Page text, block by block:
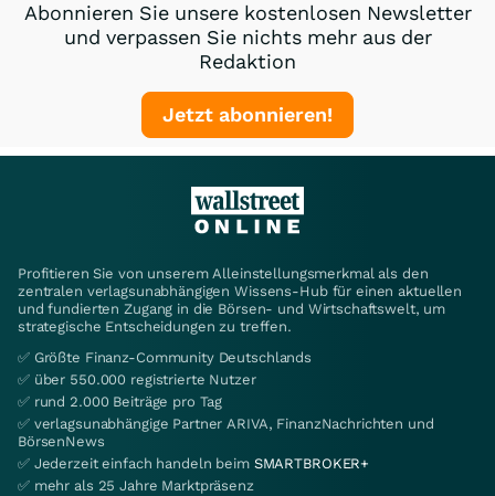
Abonnieren Sie unsere kostenlosen Newsletter
und verpassen Sie nichts mehr aus der
Redaktion
Jetzt abonnieren!
Profitieren Sie von unserem Alleinstellungsmerkmal als den
zentralen verlagsunabhängigen Wissens-Hub für einen aktuellen
und fundierten Zugang in die Börsen- und Wirtschaftswelt, um
strategische Entscheidungen zu treffen.
✅ Größte Finanz-Community Deutschlands
✅ über 550.000 registrierte Nutzer
✅ rund 2.000 Beiträge pro Tag
✅ verlagsunabhängige Partner ARIVA, FinanzNachrichten und
BörsenNews
✅ Jederzeit einfach handeln beim SMARTBROKER+
✅ mehr als 25 Jahre Marktpräsenz